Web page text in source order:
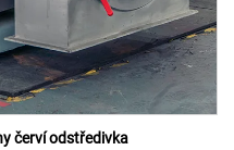
červí odstředivka